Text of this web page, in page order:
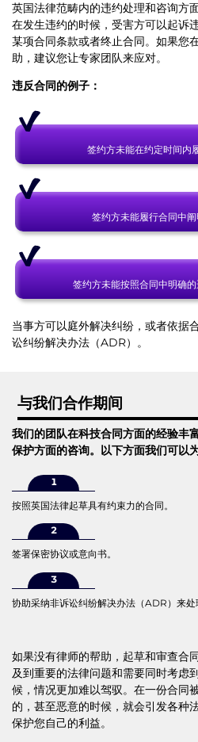
英国法律范畴内的违约处理和咨询方
在发生违约的时候，受害方可以起诉
某项合同条款或者终止合同。如果您
助，建议您让专家团队来应对。
违反合同的例子：
签约方未能在约定时间内
签约方未能履行合同中阐
签约方未能按照合同中明确的
当事方可以庭外解决纠纷，或者依据
讼纠纷解决办法（ADR）。
与我们合作期间
我们的团队在科技合同方面的经验丰
保护方面的咨询。以下方面我们可以
按照英国法律起草具有约束力的合同。
签署保密协议或意向书。
协助采纳非诉讼纠纷解决办法（ADR）来处
如果没有律师的帮助，起草和审查合
及到重要的法律问题和需要同时考虑
候，情况更加难以驾驭。在一份合同
的，甚至恶意的时候，就会引发各种
保护您自己的利益。